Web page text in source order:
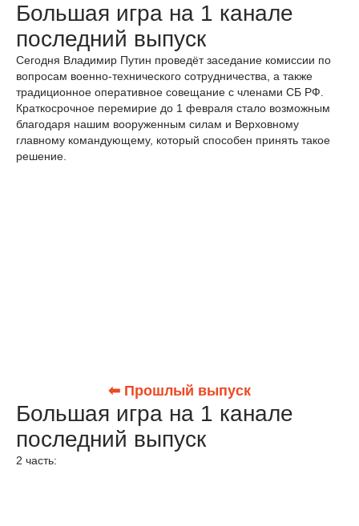
Большая игра на 1 канале
последний выпуск
Сегодня Владимир Путин проведёт заседание комиссии по
вопросам военно-технического сотрудничества, а также
традиционное оперативное совещание с членами СБ РФ.
Краткосрочное перемирие до 1 февраля стало возможным
благодаря нашим вооруженным силам и Верховному
главному командующему, который способен принять такое
решение.
⬅ Прошлый выпуск
Большая игра на 1 канале
последний выпуск
2 часть: